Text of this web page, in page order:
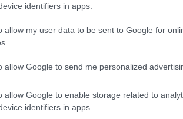
identifiers in apps.
allow my user data to be sent to Google for
allow Google to send me personalized
allow Google to enable storage related to
identifiers in apps.
δεκαετία
το 2012μαζί με τρεις άλλους με
την τεχνολογική και
την εταιρεία δημιουργώντας